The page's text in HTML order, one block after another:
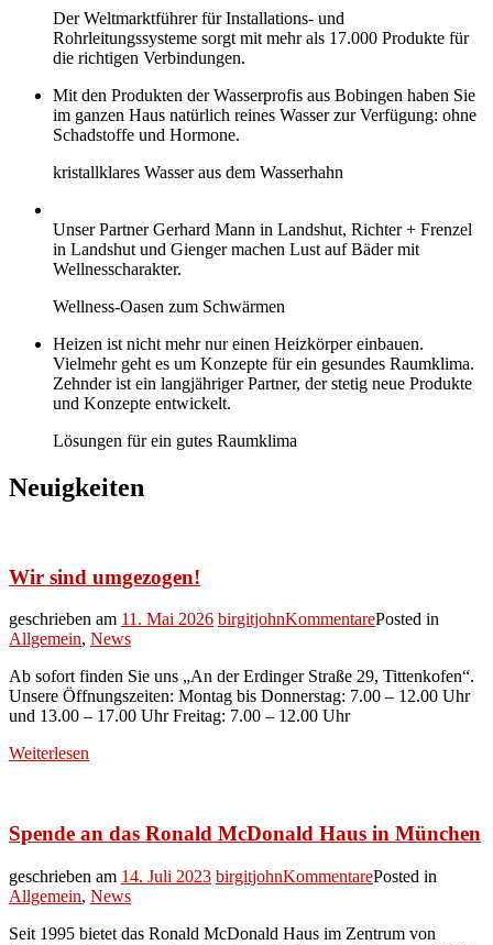
Der Weltmarktführer für Installations- und
Rohrleitungssysteme sorgt mit mehr als 17.000 Produkte für
die richtigen Verbindungen.
Mit den Produkten der Wasserprofis aus Bobingen haben Sie
im ganzen Haus natürlich reines Wasser zur Verfügung: ohne
Schadstoffe und Hormone.
kristallklares Wasser aus dem Wasserhahn
Unser Partner Gerhard Mann in Landshut, Richter + Frenzel
in Landshut und Gienger machen Lust auf Bäder mit
Wellnesscharakter.
Wellness-Oasen zum Schwärmen
Heizen ist nicht mehr nur einen Heizkörper einbauen.
Vielmehr geht es um Konzepte für ein gesundes Raumklima.
Zehnder ist ein langjähriger Partner, der stetig neue Produkte
und Konzepte entwickelt.
Lösungen für ein gutes Raumklima
Neuigkeiten
Wir sind umgezogen!
geschrieben am 11. Mai 2026 birgitjohnKommentarePosted in
Allgemein, News
Ab sofort finden Sie uns „An der Erdinger Straße 29, Tittenkofen“.
Unsere Öffnungszeiten: Montag bis Donnerstag: 7.00 – 12.00 Uhr
und 13.00 – 17.00 Uhr Freitag: 7.00 – 12.00 Uhr
Weiterlesen
Spende an das Ronald McDonald Haus in München
geschrieben am 14. Juli 2023 birgitjohnKommentarePosted in
Allgemein, News
Seit 1995 bietet das Ronald McDonald Haus im Zentrum von